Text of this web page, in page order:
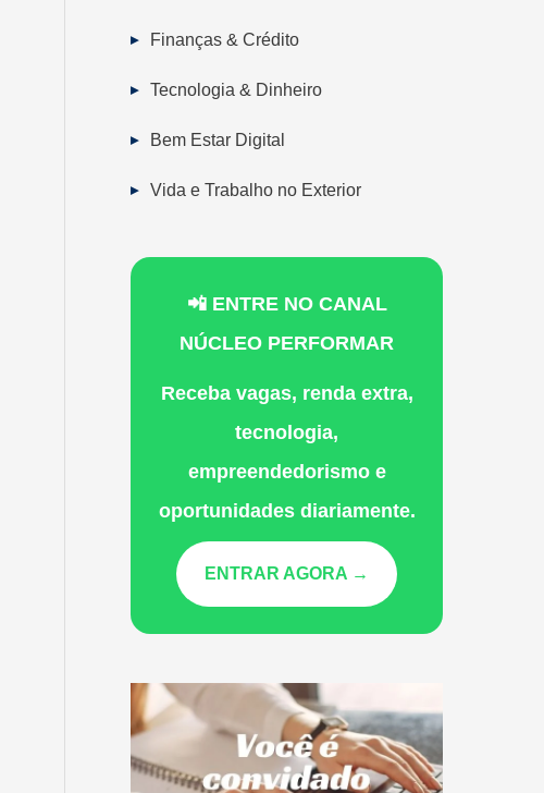
Finanças & Crédito
Tecnologia & Dinheiro
Bem Estar Digital
Vida e Trabalho no Exterior
📲 ENTRE NO CANAL
NÚCLEO PERFORMAR
Receba vagas, renda extra,
tecnologia,
empreendedorismo e
oportunidades diariamente.
ENTRAR AGORA →